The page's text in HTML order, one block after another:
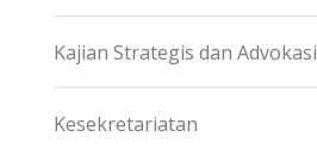
Kajian Strategis dan Advokasi
Kesekretariatan